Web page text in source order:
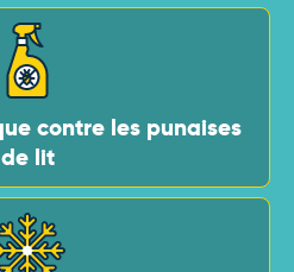
contre les punaises
de lit